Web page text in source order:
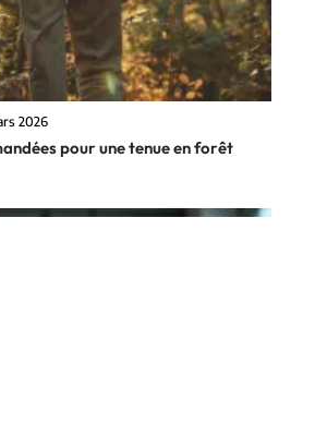
2026
pour une tenue en forêt